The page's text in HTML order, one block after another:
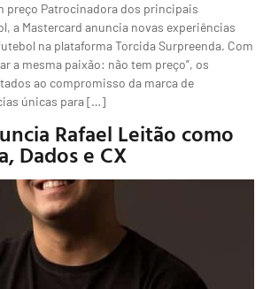
preço Patrocinadora dos principais
a Mastercard anuncia novas experiências
na plataforma Torcida Surpreenda. Com
a mesma paixão: não tem preço”, os
ao compromisso da marca de
únicas para […]
Rafael Leitão como
Dados e CX